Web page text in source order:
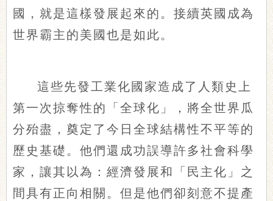
國，就是這樣發展起來的。接續英國成為
世界霸主的美國也是如此。
這些先發工業化國家造成了人類史上
第一次掠奪性的「全球化」，將全世界瓜
分殆盡，奠定了今日全球結構性不平等的
歷史基礎。他們還成功誤導許多社會科學
家，讓其以為：經濟發展和「民主化」之
間具有正向相關。但是他們卻刻意不提產